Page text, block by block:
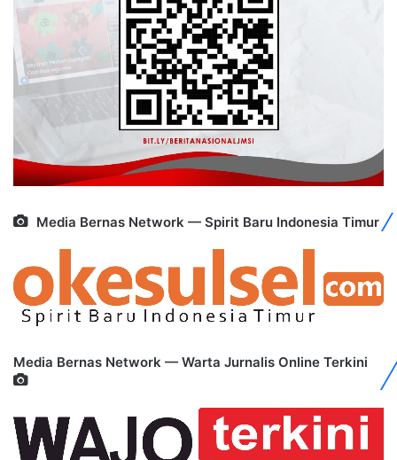
Media Bernas Network — Spirit Baru Indonesia Timur
Media Bernas Network — Warta Jurnalis Online Terkini